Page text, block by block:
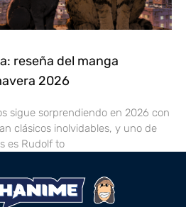
reseña del manga
2026
sigue sorprendiendo en 2026 con
clásicos inolvidables, y uno de
es Rudolf to